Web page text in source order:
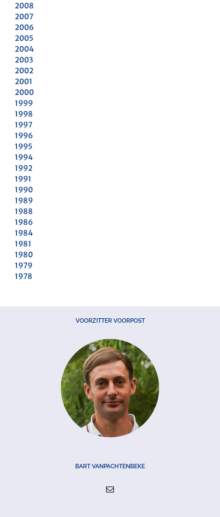
2008
2007
2006
2005
2004
2003
2002
2001
2000
1999
1998
1997
1996
1995
1994
1992
1991
1990
1989
1988
1986
1984
1981
1980
1979
1978
VOORZITTER VOORPOST
BART VANPACHTENBEKE